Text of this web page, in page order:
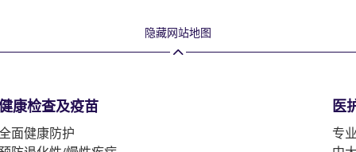
隐藏网站地图
康检查及疫苗
面健康防护
医
专